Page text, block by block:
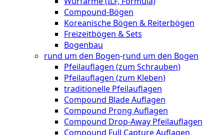
Compound-Bögen
Koreanische Bögen & Reiterbögen
Freizeitbögen & Sets
Bogenbau
rund um den Bogen-rund um den Bogen
Pfeilauflagen (zum Schrauben)
Pfeilauflagen (zum Kleben)
traditionelle Pfeilauflagen
Compound Blade Auflagen
Compound Prong Auflagen
Compound Drop-Away Pfeilauflagen
Compound Full Capture Auflagen